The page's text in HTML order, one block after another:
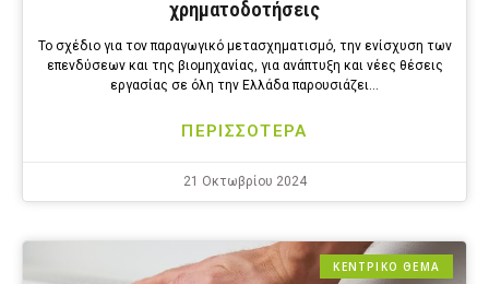
χρηματοδοτήσεις
Το σχέδιο για τον παραγωγικό μετασχηματισμό, την ενίσχυση των
επενδύσεων και της βιομηχανίας, για ανάπτυξη και νέες θέσεις
εργασίας σε όλη την Ελλάδα παρουσιάζει…
ΠΕΡΙΣΣΟΤΕΡΑ
21 Οκτωβρίου 2024
ΚΕΝΤΡΙΚΟ ΘΕΜΑ